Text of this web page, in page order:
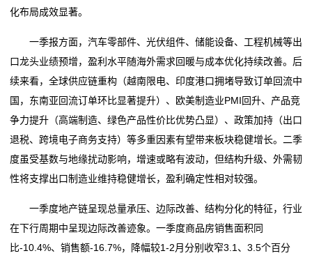
化布局成效显著。
一季报方面，汽车零部件、光伏组件、储能设备、工程机械等出
口龙头业绩预增，盈利水平随海外需求回暖与成本优化持续改善。后
续来看，全球供应链重构（越南限电、印度港口拥堵导致订单回流中
国，东南亚回流订单环比显著提升）、欧美制造业PMI回升、产品竞
争力提升（高端制造、绿色产品性价比优势凸显）、政策加持（出口
退税、跨境电子商务支持）等多重因素有望带来板块稳健增长。二季
度虽受基数与地缘扰动影响，增速或略有波动，但结构升级、外需韧
性将支撑出口制造业维持稳健增长，盈利确定性相对较强。
一季度地产链呈现总量承压、边际改善、结构分化的特征，行业
在下行周期中呈现边际改善迹象。一季度商品房销售面积同
比-10.4%、销售额-16.7%，降幅较1-2月分别收窄3.1、3.5个百分